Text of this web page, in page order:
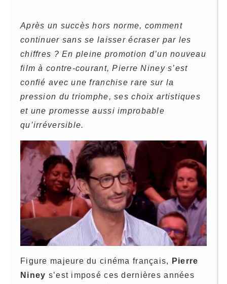
Après un succès hors norme, comment
continuer sans se laisser écraser par les
chiffres ? En pleine promotion d’un nouveau
film à contre-courant, Pierre Niney s’est
confié avec une franchise rare sur la
pression du triomphe, ses choix artistiques
et une promesse aussi improbable
qu’irréversible.
Figure majeure du cinéma français,
Pierre
Niney s’est imposé ces dernières années